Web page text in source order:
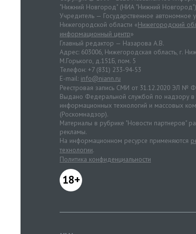
"Нижний Новгород" (НИА "Нижний Новгород")
Учредитель — Государственное автономное
Нижегородской области «Нижегородский
информационный центр»
Главный редактор — Назарова А.В.
Адрес: 603006, Нижегородская область, г.
М.Горького, д.151Б, пом. 5
Телефон: +7 (831) 233-94-53
E-mail: info@niann.ru
Реестровая запись СМИ от 31.12.2020 ЭЛ №
Выдано Федеральной службой по надзору в
информационных технологий и массовых
(Роскомнадзор).
Материалы в рубрике "Новости партнеров"
рекламы.
На информационном ресурсе применяются
технологии.
Политика конфиденциальности
18+